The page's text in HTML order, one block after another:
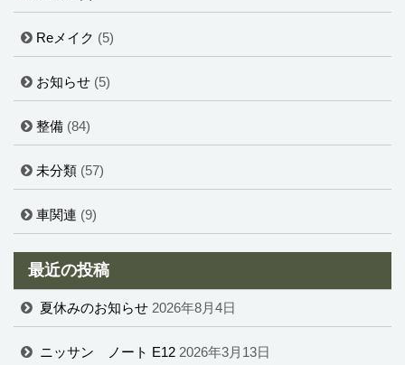
Reメイク (5)
お知らせ (5)
整備 (84)
未分類 (57)
車関連 (9)
最近の投稿
夏休みのお知らせ 2026年8月4日
ニッサン ノート E12 2026年3月13日